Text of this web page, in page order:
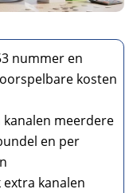
nummer en
kosten
kanalen meerdere
en per
kanalen